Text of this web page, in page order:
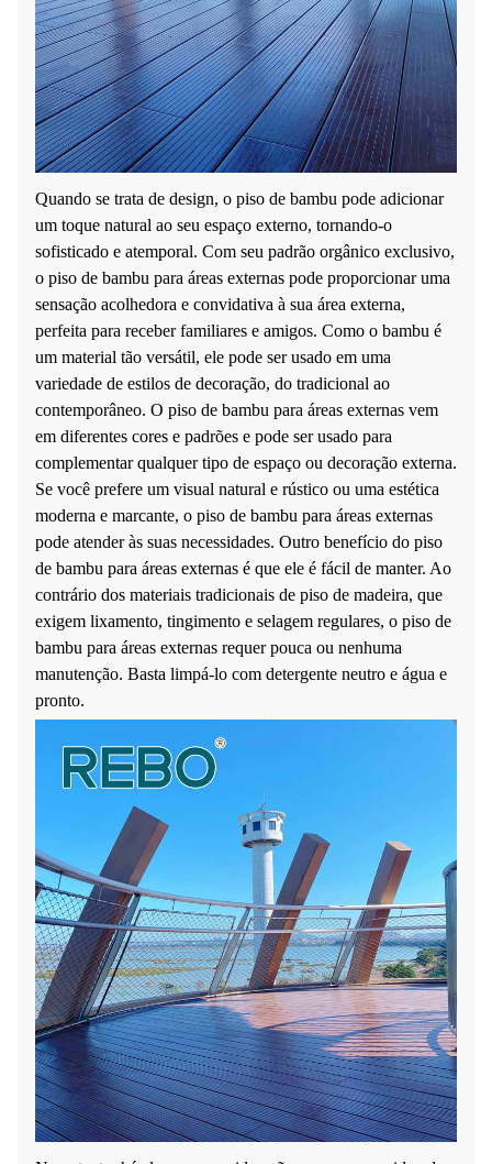
Quando se trata de design, o piso de bambu pode adicionar
um toque natural ao seu espaço externo, tornando-o
sofisticado e atemporal. Com seu padrão orgânico exclusivo,
o piso de bambu para áreas externas pode proporcionar uma
sensação acolhedora e convidativa à sua área externa,
perfeita para receber familiares e amigos. Como o bambu é
um material tão versátil, ele pode ser usado em uma
variedade de estilos de decoração, do tradicional ao
contemporâneo. O piso de bambu para áreas externas vem
em diferentes cores e padrões e pode ser usado para
complementar qualquer tipo de espaço ou decoração externa.
Se você prefere um visual natural e rústico ou uma estética
moderna e marcante, o piso de bambu para áreas externas
pode atender às suas necessidades. Outro benefício do piso
de bambu para áreas externas é que ele é fácil de manter. Ao
contrário dos materiais tradicionais de piso de madeira, que
exigem lixamento, tingimento e selagem regulares, o piso de
bambu para áreas externas requer pouca ou nenhuma
manutenção. Basta limpá-lo com detergente neutro e água e
pronto.